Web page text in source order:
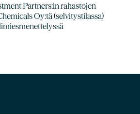
Partners:in rahastojen
Oy:tä (selvitystilassa)